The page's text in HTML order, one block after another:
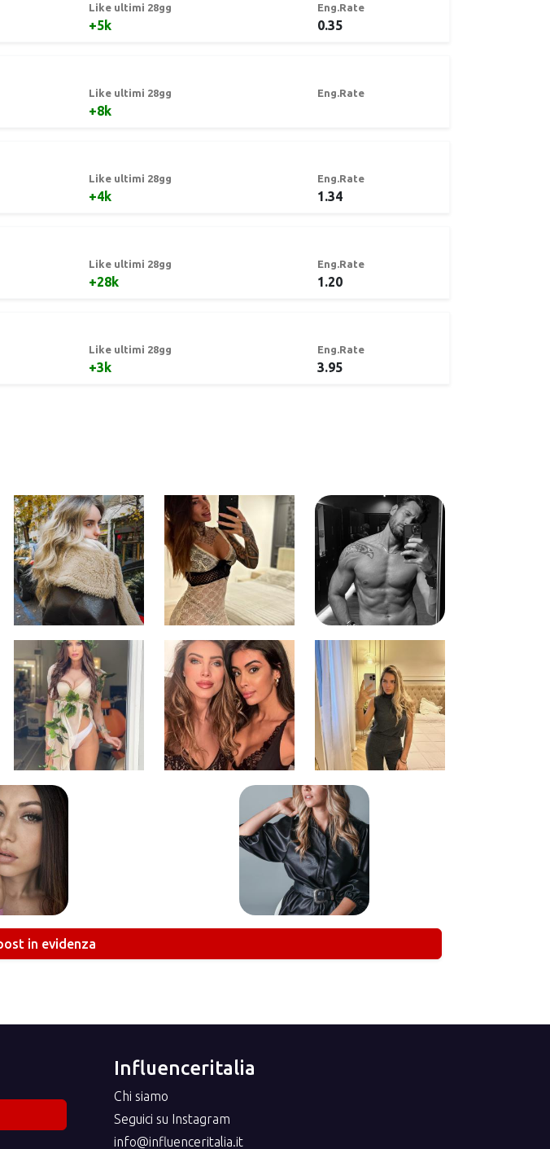
Like ultimi 28gg
+5k
Eng.Rate
0.35
Like ultimi 28gg
+8k
Eng.Rate
Like ultimi 28gg
+4k
Eng.Rate
1.34
Like ultimi 28gg
+28k
Eng.Rate
1.20
Like ultimi 28gg
+3k
Eng.Rate
3.95
in evidenza
Influenceritalia
Chi siamo
Seguici su Instagram
info@influenceritalia.it